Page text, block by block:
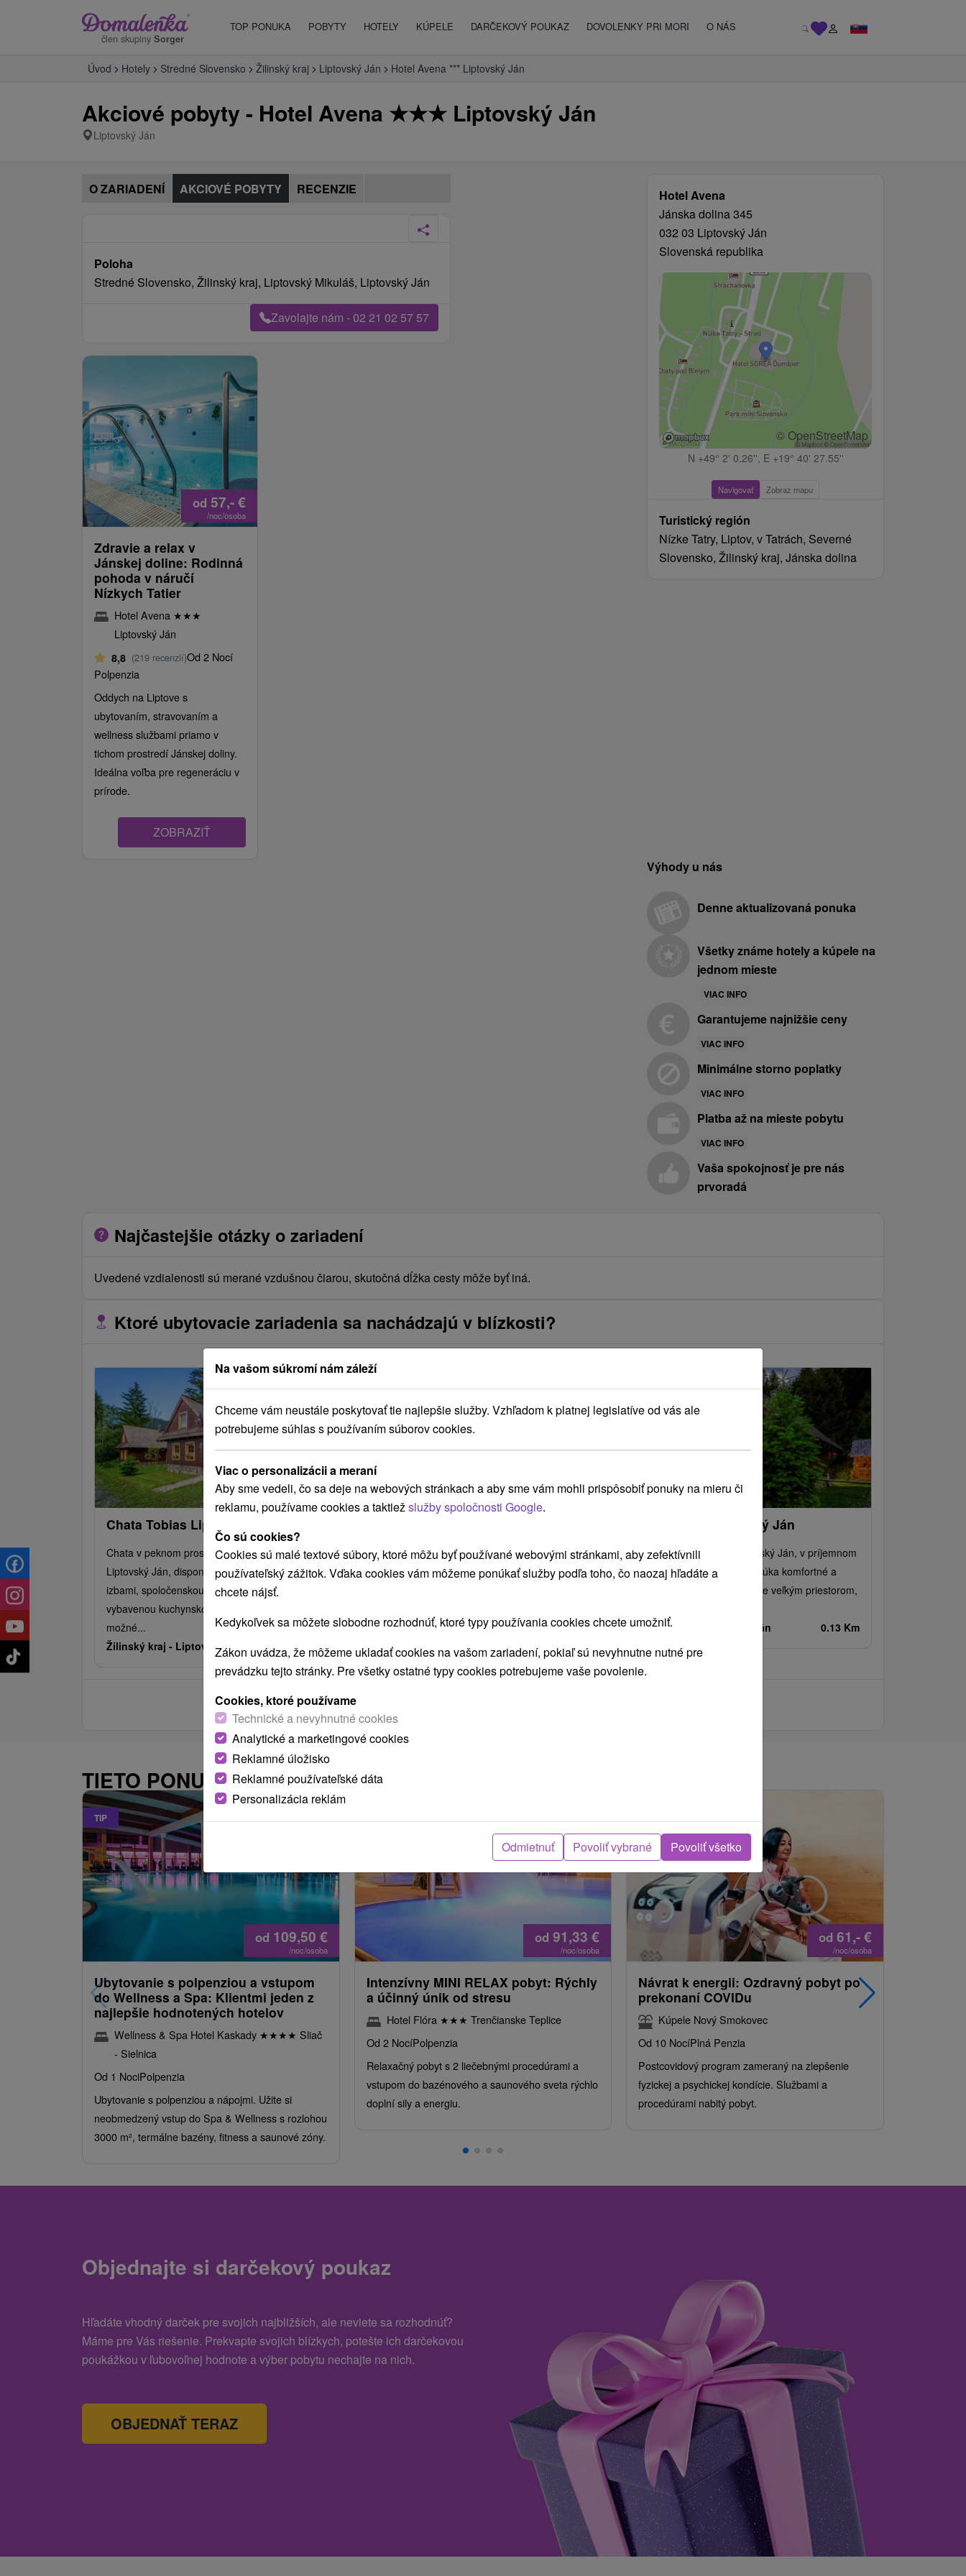
člen skupiny Sorger
TOP PONUKA POBYTY HOTELY KÚPELE DARČEKOVÝ POUKAZ DOVOLENKY PRI MORI O NÁS
Úvod Hotely Stredné Slovensko Žilinský kraj Liptovský Ján Hotel Avena *** Liptovský Ján
Akciové pobyty - Hotel Avena ★★★ Liptovský Ján
Liptovský Ján
Hotel Avena
Jánska dolina 345
032 03 Liptovský Ján
Slovenská republika
© OpenStreetMap
N +49° 2' 0.26'', E +19° 40' 27.55''
Navigovať Zobraz mapu
Turistický región
Nízke Tatry, Liptov, v Tatrách, Severné
Slovensko, Žilinský kraj, Jánska dolina
O ZARIADENÍ AKCIOVÉ POBYTY RECENZIE
Poloha
Stredné Slovensko, Žilinský kraj, Liptovský Mikuláš, Liptovský Ján
Zavolajte nám - 02 21 02 57 57
od 57,-€
/noc/osoba
Zdravie a relax v
Jánskej doline: Rodinná
pohoda v náručí
Nízkych Tatier
Hotel Avena ★★★
Liptovský Ján
8,8 (219 recenzií)Od 2 Nocí
Polpenzia
Oddych na Liptove s
ubytovaním, stravovaním a
wellness službami priamo v
tichom prostredí Jánskej doliny.
Ideálna voľba pre regeneráciu v
prírode.
ZOBRAZIŤ
Výhody u nás
Denne aktualizovaná ponuka
Všetky známe hotely a kúpele na
jednom mieste
VIAC INFO
Garantujeme najnižšie ceny
VIAC INFO
Minimálne storno poplatky
VIAC INFO
Platba až na mieste pobytu
VIAC INFO
Vaša spokojnosť je pre nás
prvoradá
Najčastejšie otázky o zariadení
Uvedené vzdialenosti sú merané vzdušnou čiarou, skutočná dĺžka cesty môže byť iná.
Ktoré ubytovacie zariadenia sa nachádzajú v blízkosti?
Chata Tobias Liptovský Ján
Chata v peknom prostredí Jánskej doliny, v obci
Liptovský Ján, disponuje dvomi pohodlnými
izbami, spoločenskou miestnosťou a plne
vybavenou kuchynskou časťou. Voľné chvíle je
možné...
Žilinský kraj - Liptovský Ján 0.09 Km
Drevenica v nádhernej prírode Nízkych Tatier, v
malebnej obci Liptovský Ján, disponuje na
Žilinský kraj - Liptovský Ján 0.12 Km
Chata Hugo Liptovský Ján
Chata neďaleko obce Liptovský Ján, v príjemnom
prostredí Jánskej doliny, ponúka komfortné a
štýlové ubytovanie s pomerne veľkým priestorom,
Žilinský kraj -
Liptovský Ján 0.13 Km
TIETO PONUKY BY VÁS MOHLI TIEŽ ZAUJÍMAŤ
TIP
od 109,50 €
/noc/osoba
Ubytovanie s polpenziou a vstupom
do Wellness a Spa: Klientmi jeden z
najlepšie hodnotených hotelov
Wellness & Spa Hotel Kaskady ★★★★ Sliač
- Sielnica
Od 1 NociPolpenzia
Ubytovanie s polpenziou a nápojmi. Užite si
neobmedzený vstup do Spa & Wellness s rozlohou
3000 m², termálne bazény, fitness a saunové zóny.
od 91,33€
/noc/osoba
Intenzívny MINI RELAX pobyt: Rýchly
a účinný únik od stresu
Hotel Flóra ★★★ Trenčianske Teplice
Od 2 NocíPolpenzia
Relaxačný pobyt s 2 liečebnými procedúrami a
vstupom do bazénového a saunového sveta rýchlo
doplní sily a energiu.
od 61,-€
/noc/osoba
Návrat k energii: Ozdravný pobyt po
prekonaní COVIDu
Kúpele Nový Smokovec
Od 10 NocíPlná Penzia
Postcovidový program zameraný na zlepšenie
fyzickej a psychickej kondície. Službami a
procedúrami nabitý pobyt.
Objednajte si darčekový poukaz
Hľadáte vhodný darček pre svojich najbližších, ale neviete sa rozhodnúť?
Máme pre Vás riešenie. Prekvapte svojich blízkych, potešte ich darčekovou
poukážkou v ľubovoľnej hodnote a výber pobytu nechajte na nich.
OBJEDNAŤ TERAZ
Na vašom súkromí nám záleží
Chceme vám neustále poskytovať tie najlepšie služby. Vzhľadom k platnej legislatíve od vás ale
potrebujeme súhlas s používaním súborov cookies.
Viac o personalizácii a meraní
Aby sme vedeli, čo sa deje na webových stránkach a aby sme vám mohli prispôsobiť ponuky na mieru či
reklamu, používame cookies a taktiež služby spoločnosti Google.
Čo sú cookies?
Cookies sú malé textové súbory, ktoré môžu byť používané webovými stránkami, aby zefektívnili
používateľský zážitok. Vďaka cookies vám môžeme ponúkať služby podľa toho, čo naozaj hľadáte a
chcete nájsť.
Kedykoľvek sa môžete slobodne rozhodnúť, ktoré typy používania cookies chcete umožniť.
Zákon uvádza, že môžeme ukladať cookies na vašom zariadení, pokiaľ sú nevyhnutne nutné pre
prevádzku tejto stránky. Pre všetky ostatné typy cookies potrebujeme vaše povolenie.
Cookies, ktoré používame
Technické a nevyhnutné cookies
Analytické a marketingové cookies
Reklamné úložisko
Reklamné používateľské dáta
Personalizácia reklám
Odmietnuť Povoliť vybrané Povoliť všetko